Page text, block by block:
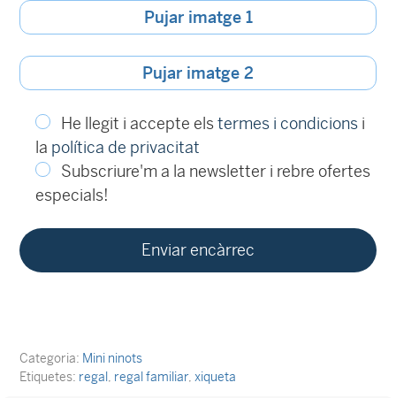
Pujar imatge 1
Pujar imatge 2
He llegit i accepte elstermes i condicions i
la política de privacitat
Subscriure'm a la newsletter i rebre ofertes
especials!
Categoria: Mini ninots
Etiquetes: regal regal familiar, xiqueta